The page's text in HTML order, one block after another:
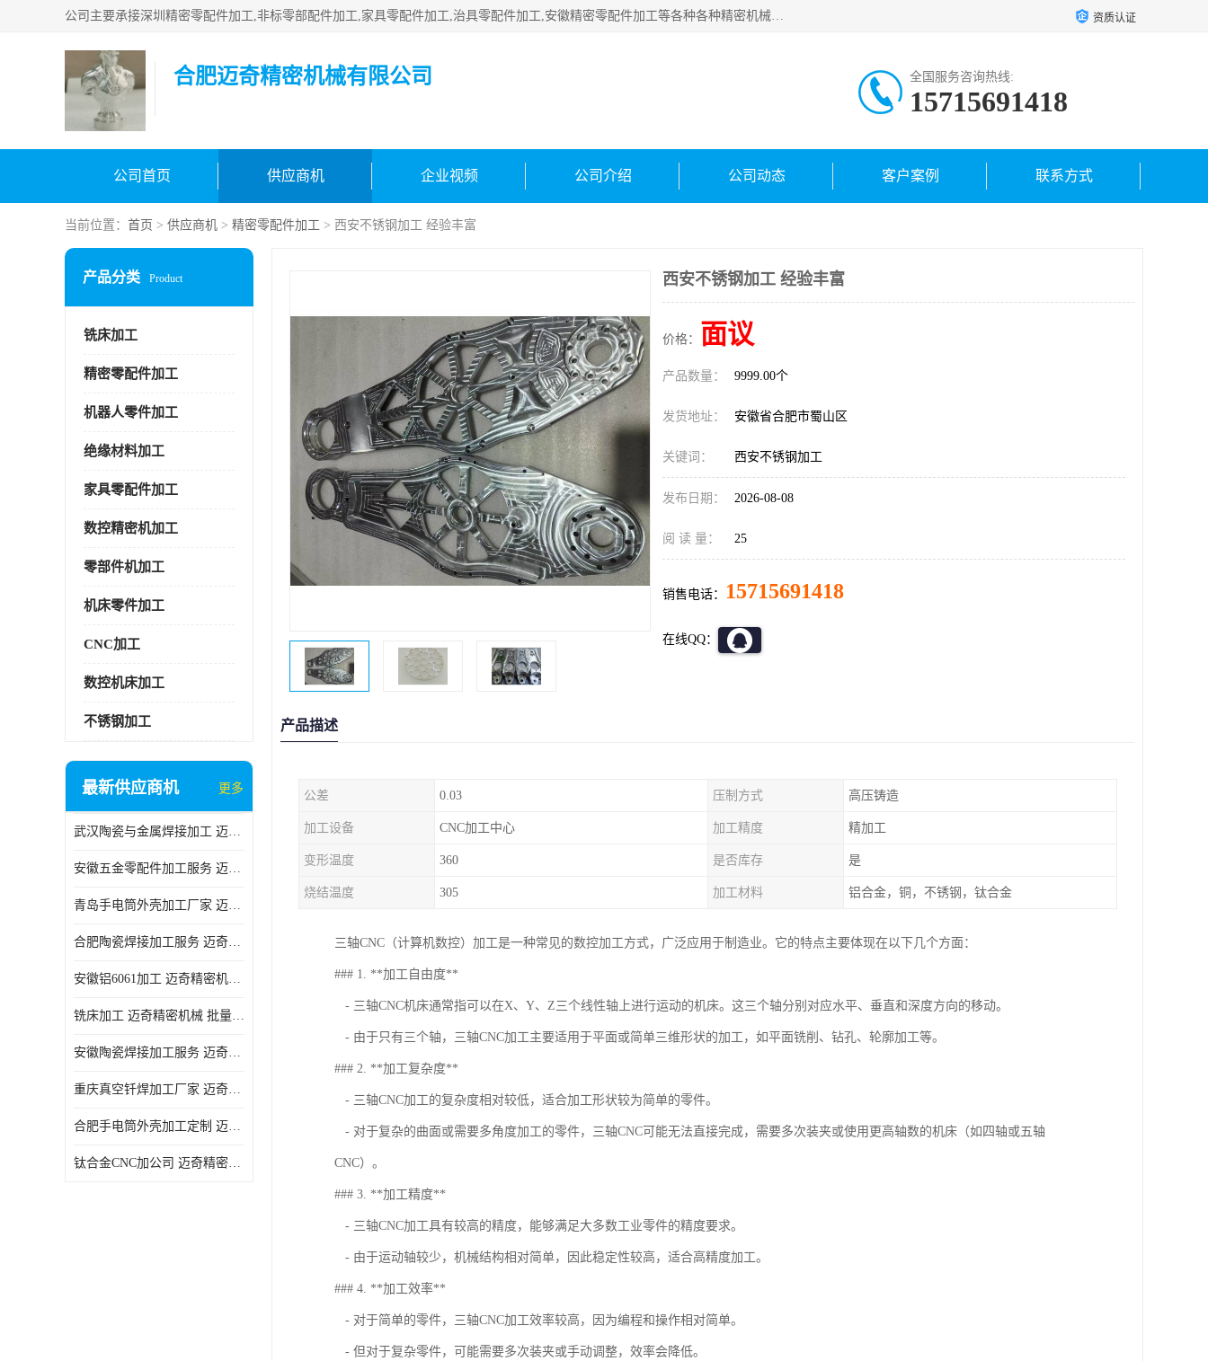
公司主要承接深圳精密零配件加工,非标零部配件加工,家具零配件加工,治具零配件加工,安徽精密零配件加工等各种各种精密机械加工，欢迎来来电咨询！ 资质认证
合肥迈奇精密机械有限公司 全国服务咨询热线:
15715691418
公司首页 供应商机 企业视频 公司介绍 公司动态 客户案例 联系方式
当前位置： 首页 > 供应商机 > 精密零配件加工 > 西安不锈钢加工 经验丰富
产品分类 Product
铣床加工
精密零配件加工
机器人零件加工
绝缘材料加工
家具零配件加工
数控精密机加工
零部件机加工
机床零件加工
CNC加工
数控机床加工
不锈钢加工
最新供应商机 更多
武汉陶瓷与金属焊接加工 迈奇精密机械 技术成熟
安徽五金零配件加工服务 迈奇精密机械 一站式服务
青岛手电筒外壳加工厂家 迈奇精密机械 技术成熟
合肥陶瓷焊接加工服务 迈奇精密机械 批量订单可免费打样
安徽铝6061加工 迈奇精密机械 经验丰富
铣床加工 迈奇精密机械 批量订单可免费打样
安徽陶瓷焊接加工服务 迈奇精密机械 一站式服务
重庆真空钎焊加工厂家 迈奇精密机械 技术成熟
合肥手电筒外壳加工定制 迈奇精密机械 批量订单可免费打样
钛合金CNC加公司 迈奇精密机械 批量订单可免费打样
西安不锈钢加工 经验丰富
价格： 面议
产品数量： 9999.00个
发货地址： 安徽省合肥市蜀山区
关键词： 西安不锈钢加工
发布日期： 2026-08-08
阅 读 量： 25
销售电话： 15715691418
在线QQ：
产品描述
公差 0.03 压制方式 高压铸造
加工设备 CNC加工中心 加工精度 精加工
变形温度 360 是否库存 是
烧结温度 305 加工材料 铝合金，铜，不锈钢，钛合金
三轴CNC（计算机数控）加工是一种常见的数控加工方式，广泛应用于制造业。它的特点主要体现在以下几个方面：
### 1. **加工自由度**
- 三轴CNC机床通常指可以在X、Y、Z三个线性轴上进行运动的机床。这三个轴分别对应水平、垂直和深度方向的移动。
- 由于只有三个轴，三轴CNC加工主要适用于平面或简单三维形状的加工，如平面铣削、钻孔、轮廓加工等。
### 2. **加工复杂度**
- 三轴CNC加工的复杂度相对较低，适合加工形状较为简单的零件。
- 对于复杂的曲面或需要多角度加工的零件，三轴CNC可能无法直接完成，需要多次装夹或使用更高轴数的机床（如四轴或五轴
CNC）。
### 3. **加工精度**
- 三轴CNC加工具有较高的精度，能够满足大多数工业零件的精度要求。
- 由于运动轴较少，机械结构相对简单，因此稳定性较高，适合高精度加工。
### 4. **加工效率**
- 对于简单的零件，三轴CNC加工效率较高，因为编程和操作相对简单。
- 但对于复杂零件，可能需要多次装夹或手动调整，效率会降低。